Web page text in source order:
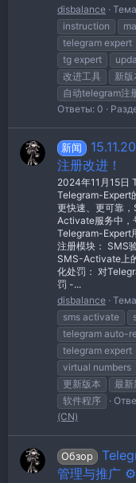
disbalance Тема
instruction
telegram expert
tg expert
改进工具
新版
自动telegram注
Ответы: 0
新闻
注册改进！
2024年11月15日
Telegram-Expert
更快速、更可靠
Activate服务中，
Telegram-Expert
注册模块： SMS
SMS-Activate上
化处罚： 对
罚 -...
disbalance Тема
sms activate
telegram auto-
telegram expert
virtual numbers
更新版本
最新
软件程序
(CN)
Обзор
管理与推广